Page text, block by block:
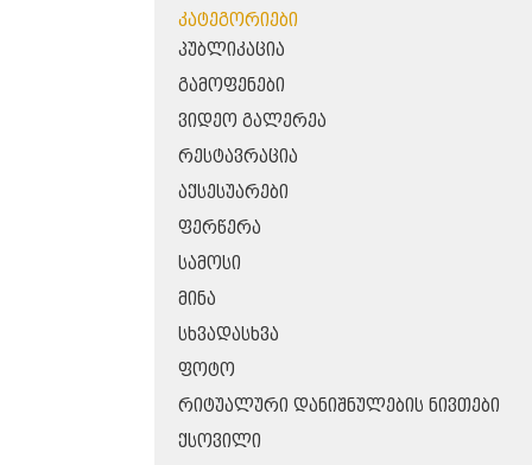
ᲙᲐᲢᲔᲒᲝᲠᲘᲔᲑᲘ
ᲞᲣᲑᲚᲘᲙᲐᲪᲘᲐ
ᲒᲐᲛᲝᲤᲔᲜᲔᲑᲘ
ᲕᲘᲓᲔᲝ ᲒᲐᲚᲔᲠᲔᲐ
ᲠᲔᲡᲢᲐᲕᲠᲐᲪᲘᲐ
ᲐᲥᲡᲔᲡᲣᲐᲠᲔᲑᲘ
ᲤᲔᲠᲬᲔᲠᲐ
ᲡᲐᲛᲝᲡᲘ
ᲛᲘᲜᲐ
ᲡᲮᲕᲐᲓᲐᲡᲮᲕᲐ
ᲤᲝᲢᲝ
ᲠᲘᲢᲣᲐᲚᲣᲠᲘ ᲓᲐᲜᲘᲨᲜᲣᲚᲔᲑᲘᲡ ᲜᲘᲕᲗᲔᲑᲘ
ᲥᲡᲝᲕᲘᲚᲘ